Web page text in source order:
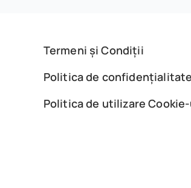
Termeni și Condiții
Politica de confidențialitate
Politica de utilizare